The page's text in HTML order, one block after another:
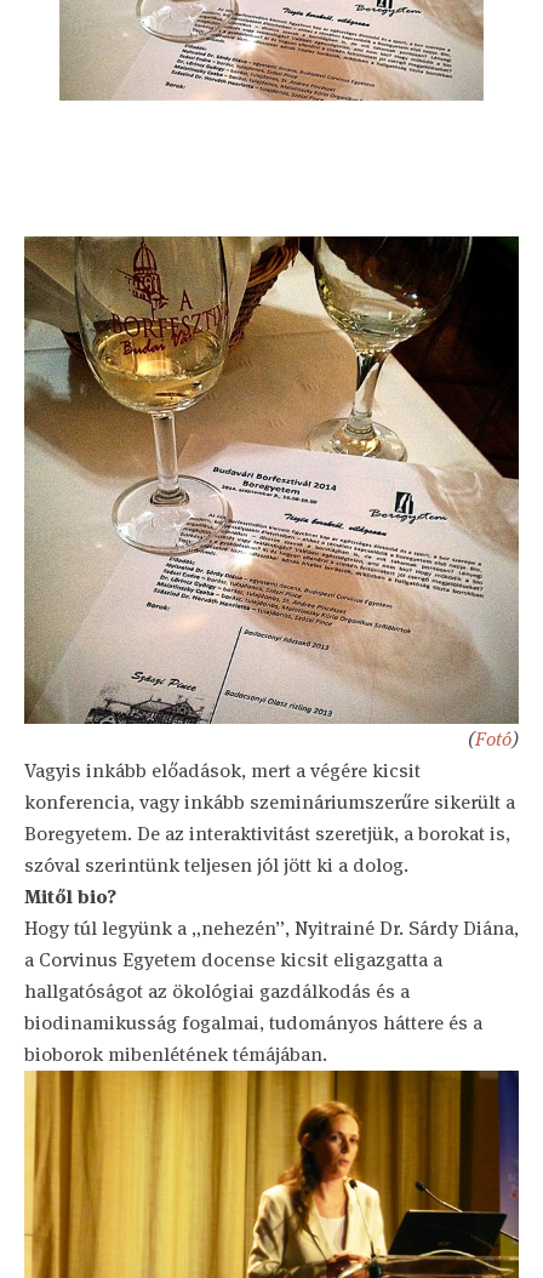
(Fotó)
Vagyis inkább előadások, mert a végére kicsit
konferencia, vagy inkább szemináriumszerűre sikerült a
Boregyetem. De az interaktivitást szeretjük, a borokat is,
szóval szerintünk teljesen jól jött ki a dolog.
Mitől bio?
Hogy túl legyünk a „nehezén”, Nyitrainé Dr. Sárdy Diána,
a Corvinus Egyetem docense kicsit eligazgatta a
hallgatóságot az ökológiai gazdálkodás és a
biodinamikusság fogalmai, tudományos háttere és a
bioborok mibenlétének témájában.